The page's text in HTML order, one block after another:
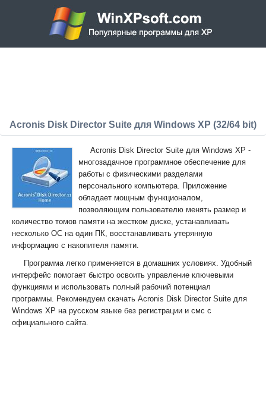
Acronis Disk Director Suite для Windows XP (32/64 bit)
Acronis Disk Director Suite для Windows XP -
многозадачное программное обеспечение для
работы с физическими разделами
персонального компьютера. Приложение
обладает мощным функционалом,
позволяющим пользователю менять размер и
количество томов памяти на жестком диске, устанавливать
несколько ОС на один ПК, восстанавливать утерянную
информацию с накопителя памяти.
Программа легко применяется в домашних условиях. Удобный
интерфейс помогает быстро освоить управление ключевыми
функциями и использовать полный рабочий потенциал
программы. Рекомендуем скачать Acronis Disk Director Suite для
Windows XP на русском языке без регистрации и смс с
официального сайта.